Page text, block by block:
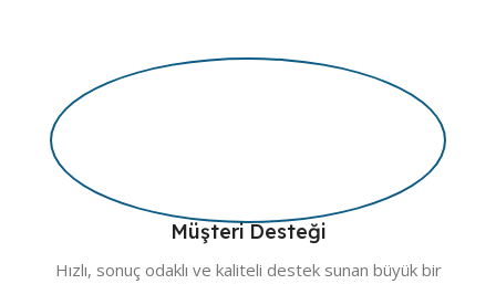
Müşteri Desteği
Hızlı, sonuç odaklı ve kaliteli destek sunan büyük bir